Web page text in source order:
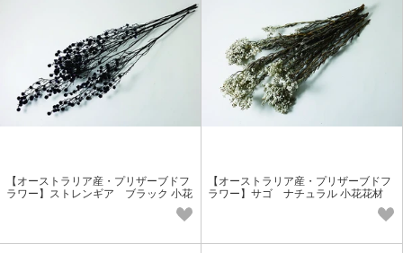
【オーストラリア産・プリザーブドフ
ラワー】ストレンギア ブラック 小花
【オーストラリア産・プリザーブドフ
ラワー】サゴ ナチュラル 小花花材